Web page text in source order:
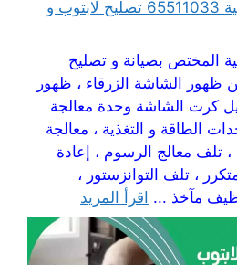
مهندس كمبيوتر الضباعية 65511033 تصليح لابتوب و
المختص بصيانة و تصليح
ظهور الشاشة الزرقاء ، ظهور
كرت الشاشة وحدة معالجة
الطاقة و التغذية ، معالجة
، تلف معالج الرسوم ، إعادة
، تلف التوانزستور ،
مآخذ ... اقرأ المزيد